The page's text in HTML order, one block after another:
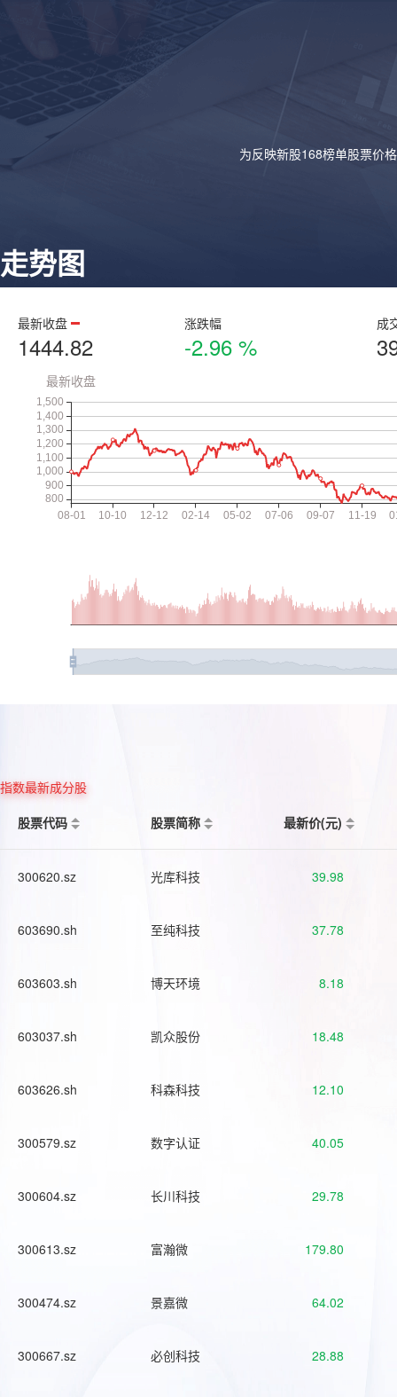
为反映新股168榜单股票价
走势图
最新收盘
1444.82
涨跌幅
-2.96 %
成
指数最新成分股
股票代码
股票简称 最新价(元)
300620.sz 光库科技 39.98
603690.sh 至纯科技 37.78
603603.sh 博天环境 8.18
603037.sh 凯众股份 18.48
603626.sh 科森科技 12.10
300579.sz 数字认证 40.05
300604.sz 长川科技 29.78
300613.sz 富瀚微 179.80
300474.sz 景嘉微 64.02
300667.sz 必创科技 28.88